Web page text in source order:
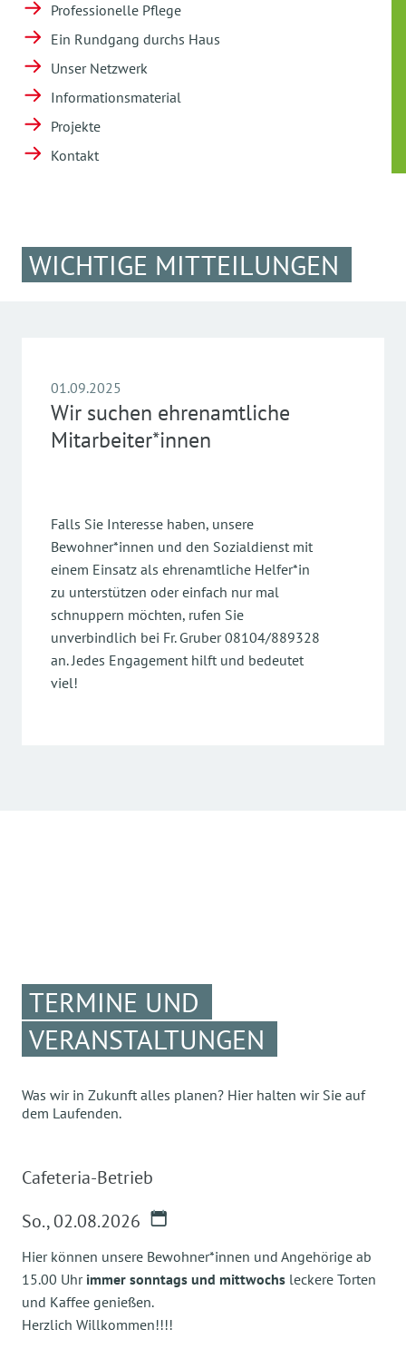
Professionelle Pflege
Ein Rundgang durchs Haus
Unser Netzwerk
Informationsmaterial
Projekte
Kontakt
WICHTIGE MITTEILUNGEN
01.09.2025
Wir suchen ehrenamtliche
Mitarbeiter*innen
Falls Sie Interesse haben, unsere
Bewohner*innen und den Sozialdienst mit
einem Einsatz als ehrenamtliche Helfer*in
zu unterstützen oder einfach nur mal
schnuppern möchten, rufen Sie
unverbindlich bei Fr. Gruber 08104/889328
an. Jedes Engagement hilft und bedeutet
viel!
TERMINE UND
VERANSTALTUNGEN
Was wir in Zukunft alles planen? Hier halten wir Sie auf
dem Laufenden.
Cafeteria-Betrieb
So.,02.08.2026
Hier können unsere Bewohner*innen und Angehörige ab
15.00 Uhr immer sonntags und mittwochs leckere Torten
und Kaffee genießen.
Herzlich Willkommen!!!!